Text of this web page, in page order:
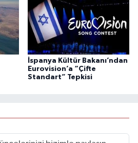
İspanya Kültür Bakanı’ndan
Eurovision’a “Çifte
Standart” Tepkisi